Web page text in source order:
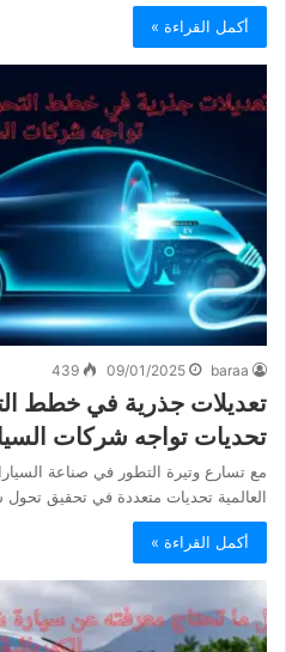
أكمل القراءة »
baraa
09/01/2025
439
تعديلات جذرية في خطط
تحديات تواجه شركات
مع تسارع وتيرة التطور في صناعة
العالمية تحديات متعددة في تحقيق تحول
أكمل القراءة »